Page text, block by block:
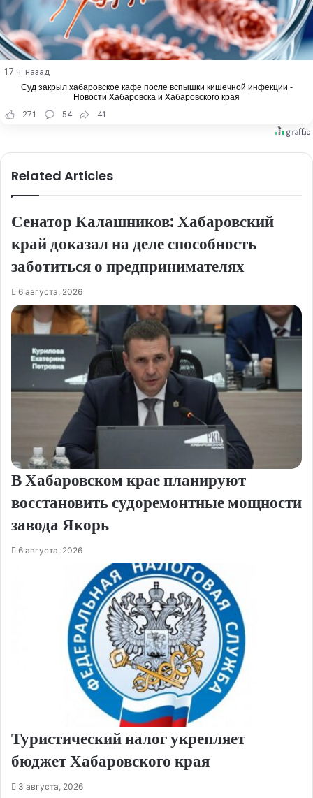
17 ч. назад
Суд закрыл хабаровское кафе после вспышки кишечной инфекции -
Новости Хабаровска и Хабаровского края
271
54 41
Related Articles
Сенатор Калашников: Хабаровский
край доказал на деле способность
заботиться о предпринимателях
6 августа, 2026
В Хабаровском крае планируют
восстановить судоремонтные мощности
завода Якорь
6 августа, 2026
Туристический налог укрепляет
бюджет Хабаровского края
3 августа, 2026